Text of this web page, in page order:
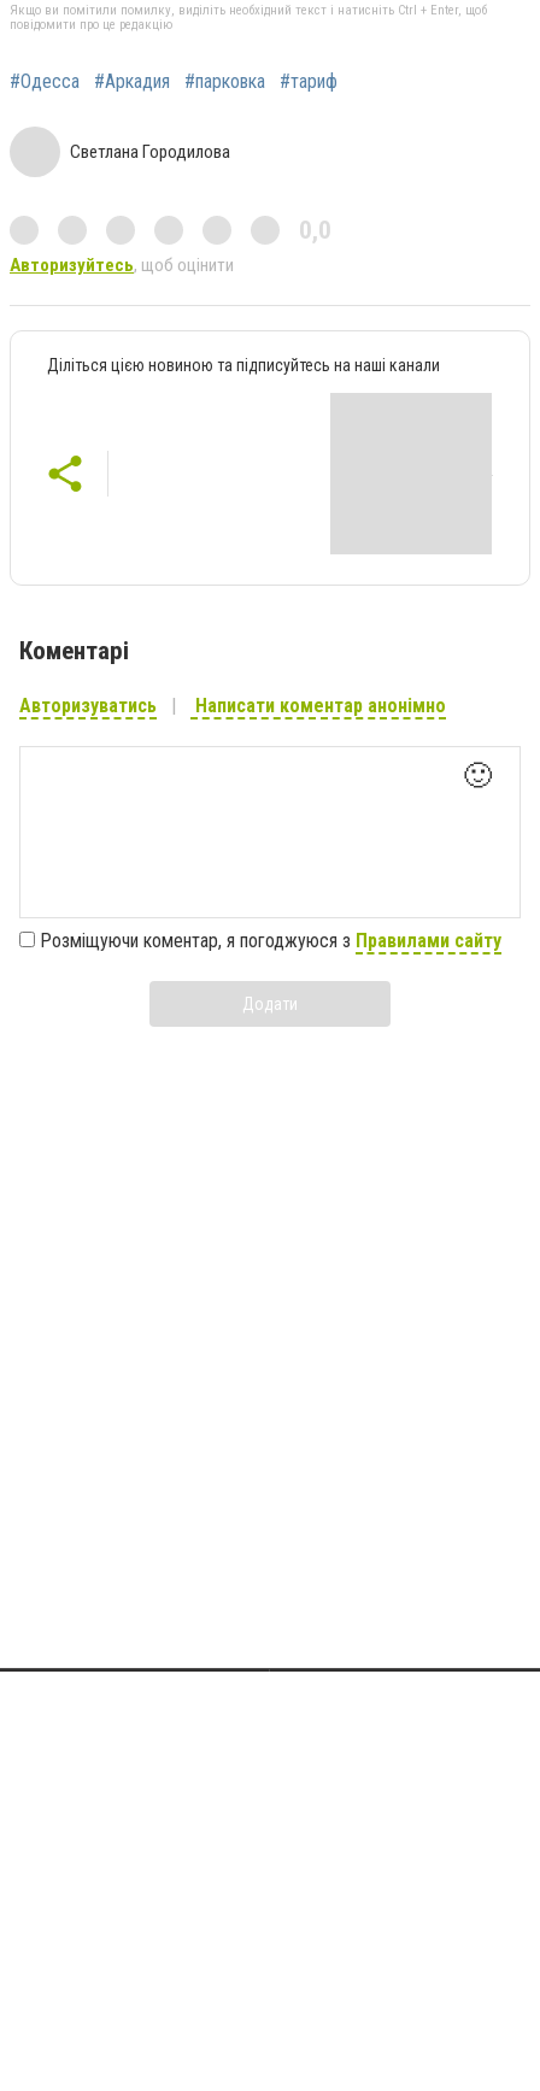
Якщо ви помітили помилку, виділіть необхідний текст і натисніть Ctrl + Enter, щоб
повідомити про це редакцію
#Одесса #Аркадия #парковка #тариф
Светлана Городилова
0,0
Авторизуйтесь, щоб оцінити
Діліться цією новиною та підписуйтесь на наші канали
Коментарі
Авторизуватись Написати коментар анонімно
🙂
Розміщуючи коментар, я погоджуюся з Правилами сайту
Додати